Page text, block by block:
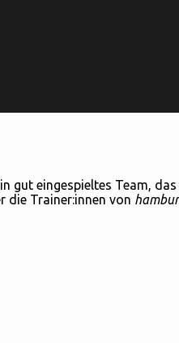
eingespieltes Team,
die Trainer:innen von